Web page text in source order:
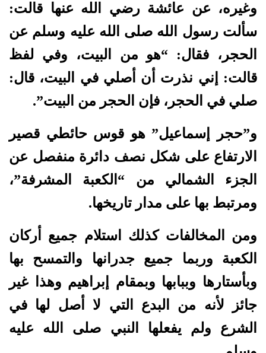
وغيره، عن عائشة رضي الله عنها قالت:
سألت رسول الله صلى الله عليه وسلم عن
الحجر، فقال: “هو من البيت، وفي لفظ
قالت: إني نذرت أن أصلي في البيت، قال:
صلي في الحجر، فإن الحجر من البيت”.
و”حجر إسماعيل” هو قوس حائطي قصير
الارتفاع على شكل نصف دائرة منفصل عن
الجزء الشمالي من “الكعبة المشرفة”،
ومرتبط بها على مدار تاريخها.
ومن المخالفات كذلك استلام جميع أركان
الكعبة وربما جميع جدرانها والتمسح بها
وبأستارها وببابها وبمقام إبراهيم وهذا غير
جائز لأنه من البدع التي لا أصل لها في
الشرع ولم يفعلها النبي صلى الله عليه